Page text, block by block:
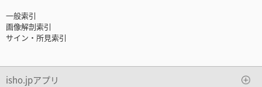
一般索引
画像解剖索引
サイン・所見索引
isho.jpアプリ